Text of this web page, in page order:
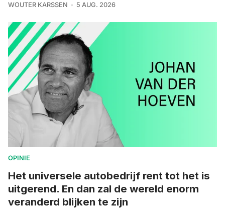
WOUTER KARSSEN 5 AUG. 2026
OPINIE
Het universele autobedrijf rent tot het is
uitgerend. En dan zal de wereld enorm
veranderd blijken te zijn